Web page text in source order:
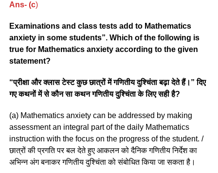
Ans- (c)
Examinations and class tests add to Mathematics
anxiety in some students”. Which of the following is
true for Mathematics anxiety according to the given
statement?
“प्रीक्षा और क्लास टेस्ट कुछ छात्रों में गणितीय दुश्चिंता बढ़ा देते हैं।” दिए
गए कथनों में से कौन सा कथन गणितीय दुश्चिंता के लिए सही है?
(a) Mathematics anxiety can be addressed by making
assessment an integral part of the daily Mathematics
instruction with the focus on the progress of the student. /
छात्रों की प्रगति पर बल देते हुए आकलन को दैनिक गणितीय निर्देश का
अभिन्न अंग बनाकर गणितीय दुश्चिंता को संबोधित किया जा सकता है।